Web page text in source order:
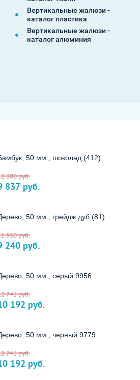
Вертикальные жалюзи -
каталог пластика
Вертикальные жалюзи -
каталог алюминия
50 мм., шоколад (412)
300руб.
837 руб.
50 мм., грейдж дуб (81)
550руб.
240 руб.
50 мм., серый 9956
741руб.
192 руб.
50 мм., черный 9779
741руб.
192 руб.